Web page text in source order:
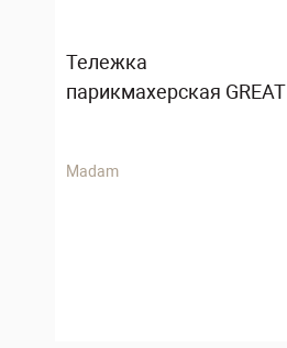
Тележка
парикмахерская GREAT
Madam